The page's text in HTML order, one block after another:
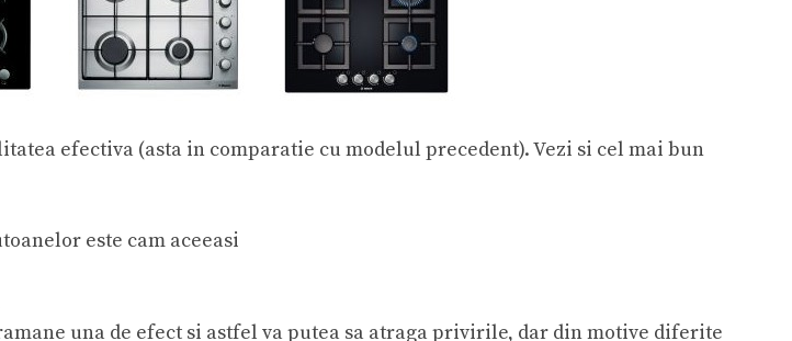
efectiva (asta in comparatie cu modelul precedent). Vezi si cel mai bun
este cam aceeasi
una de efect si astfel va putea sa atraga privirile, dar din motive diferite